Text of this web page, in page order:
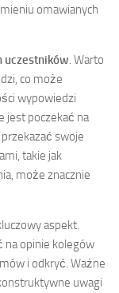
omawianych
uczestników . Warto
co może
wypowiedzi
jest poczekać na
swoje
takie jak
może znacznie
aspekt.
na opinie kolegów
i odkryć. Ważne
uwagi